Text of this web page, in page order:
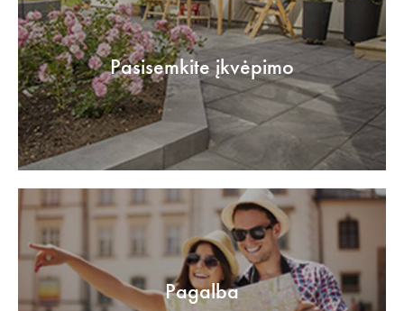
Pasisemkite įkvėpimo
Pagalba